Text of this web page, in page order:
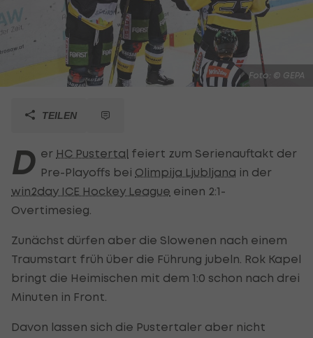
Foto: © GEPA
TEILEN
D er HC Pustertal feiert zum Serienauftakt der
Pre-Playoffs bei Olimpija Ljubljana in der
win2day ICE Hockey League einen 2:1-
Overtimesieg.
Zunächst dürfen aber die Slowenen nach einem
Traumstart früh über die Führung jubeln. Rok Kapel
bringt die Heimischen mit dem 1:0 schon nach drei
Minuten in Front.
Davon lassen sich die Pustertaler aber nicht